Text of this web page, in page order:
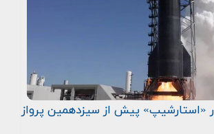
۶ موتور «استارشیپ» پیش از سیزدهمین پرواز